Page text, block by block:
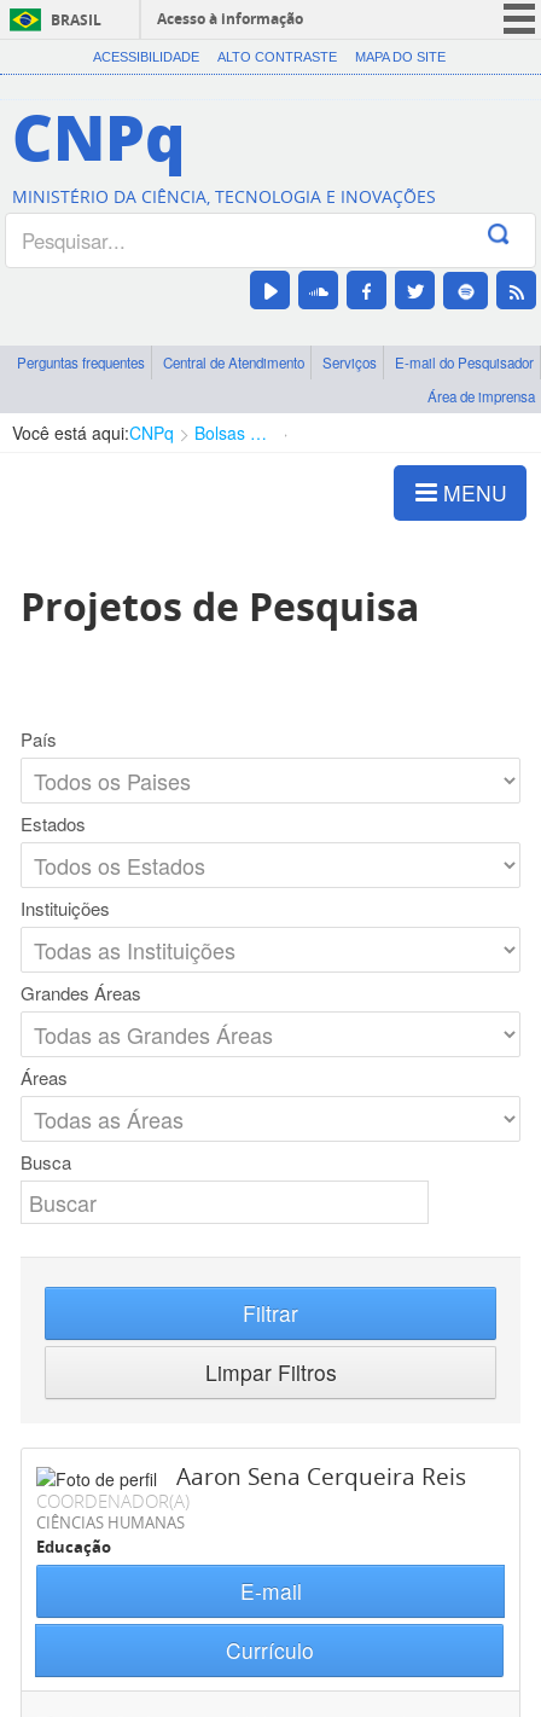
BRASIL
Acesso à informação
CORONAVÍRUS (COVID-19)
Canais
ACESSIBILIDADE ALTO CONTRASTE MAPA DO SITE
CNPq
MINISTÉRIO DA CIÊNCIA, TECNOLOGIA E INOVAÇÕES
Perguntas frequentes Central de Atendimento Serviços
E-mail do Pesquisador
Área de imprensa
Você está aqui:CNPq Bolsas e Auxílios Vigentes
MENU
Projetos de Pesquisa
País
Estados
Instituições
Grandes Áreas
Áreas
Busca
Filtrar
Limpar Filtros
Aaron Sena Cerqueira Reis
COORDENADOR(A)
CIÊNCIAS HUMANAS
Educação
E-mail
Currículo